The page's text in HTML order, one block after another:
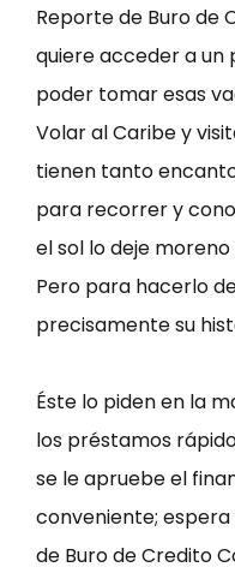
Reporte de Buro de
quiere acceder a
poder tomar esas
Volar al Caribe y
tienen tanto
para recorrer y
el sol lo deje
Pero para hacerlo
precisamente su
Éste lo piden en la
los préstamos
se le apruebe el
conveniente;
de Buro de Credito